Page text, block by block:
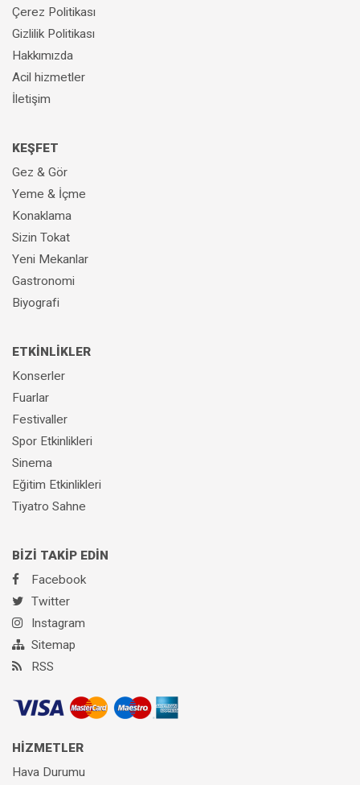
Çerez Politikası
Gizlilik Politikası
Hakkımızda
Acil hizmetler
İletişim
KEŞFET
Gez & Gör
Yeme & İçme
Konaklama
Sizin Tokat
Yeni Mekanlar
Gastronomi
Biyografi
ETKİNLİKLER
Konserler
Fuarlar
Festivaller
Spor Etkinlikleri
Sinema
Eğitim Etkinlikleri
Tiyatro Sahne
BİZİ TAKİP EDİN
Facebook
Twitter
Instagram
Sitemap
RSS
HİZMETLER
Hava Durumu